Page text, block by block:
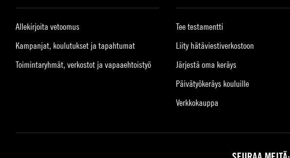
Allekirjoita vetoomus
Kampanjat, koulutukset ja tapahtumat
Toimintaryhmät, verkostot ja vapaaehtoistyö
Tee testamentti
Liity hätäviestiverkostoon
Järjestä oma keräys
Päivätyökeräys kouluille
Verkkokauppa